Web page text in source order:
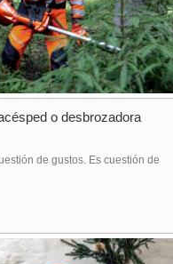
o desbrozadora
de gustos. Es cuestión de